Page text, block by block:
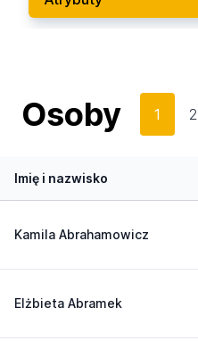
Osoby 1 2
Imię i nazwisko
Kamila Abrahamowicz
Elżbieta Abramek